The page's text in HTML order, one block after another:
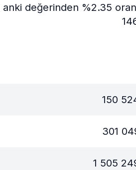
değerinden %2.35
150
301
1 505